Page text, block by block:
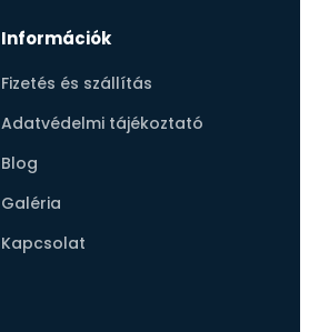
Információk
Fizetés és szállítás
Adatvédelmi tájékoztató
Blog
Galéria
Kapcsolat